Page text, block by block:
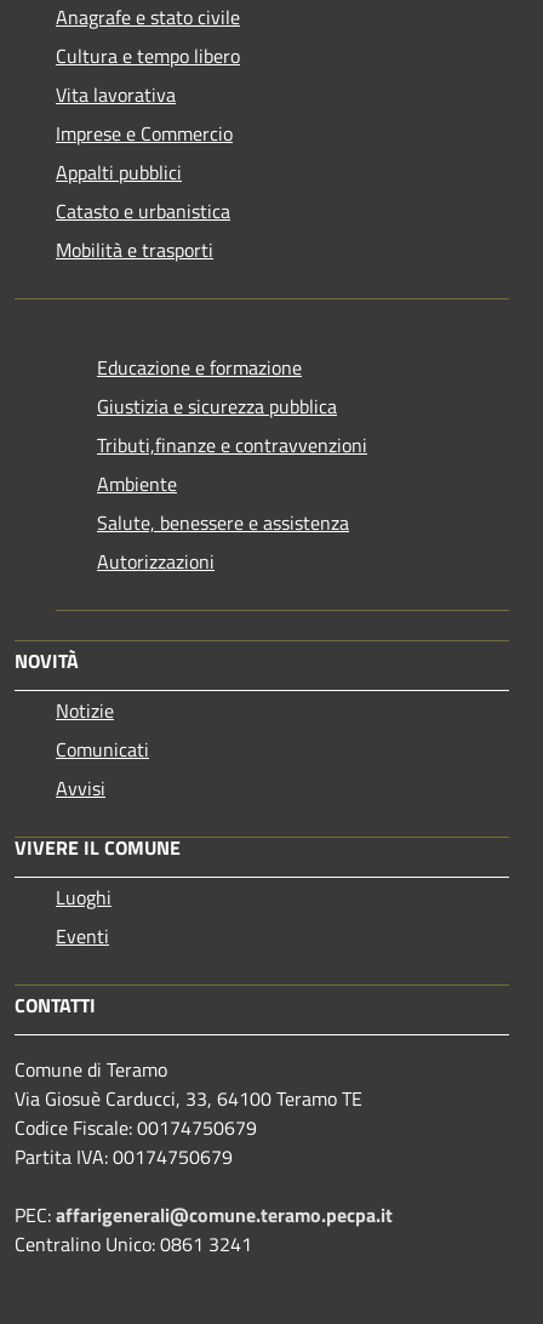
Anagrafe e stato civile
Cultura e tempo libero
Vita lavorativa
Imprese e Commercio
Appalti pubblici
Catasto e urbanistica
Mobilità e trasporti
Educazione e formazione
Giustizia e sicurezza pubblica
Tributi,finanze e contravvenzioni
Ambiente
Salute, benessere e assistenza
Autorizzazioni
NOVITÀ
Notizie
Comunicati
Avvisi
VIVERE IL COMUNE
Luoghi
Eventi
CONTATTI
Comune di Teramo
Via Giosuè Carducci, 33, 64100 Teramo TE
Codice Fiscale: 00174750679
Partita IVA: 00174750679
PEC:affarigenerali@comune.teramo.pecpa.it
Centralino Unico: 0861 3241